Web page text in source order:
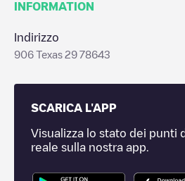
INFORMATION
Indirizzo
906 Texas 29 78643
SCARICA L'APP
Visualizza lo stato dei punti
reale sulla nostra app.